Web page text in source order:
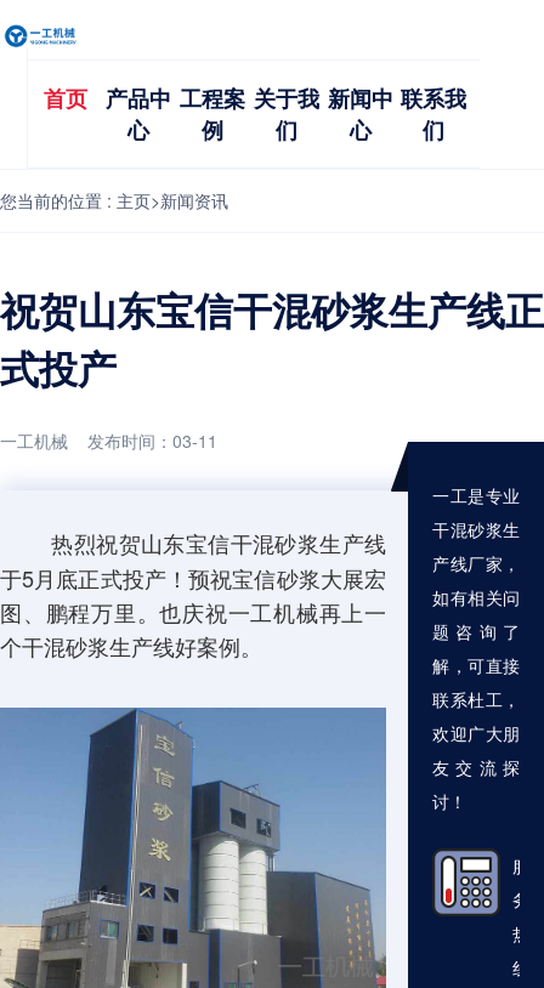
首页
产品中
心
工程案
例
关于我
们
新闻中
心
联系我
们
您当前的位置 : 主页>新闻资讯
祝贺山东宝信干混砂浆生产线正
式投产
一工机械 发布时间：03-11
热烈祝贺山东宝信干混砂浆生产线
于5月底正式投产！预祝宝信砂浆大展宏
图、鹏程万里。也庆祝一工机械再上一
个干混砂浆生产线好案例。
一工是专业
干混砂浆生
产线厂家，
如有相关问
题咨询了
解，可直接
联系杜工，
欢迎广大朋
友交流探
讨！
服
务
热
线